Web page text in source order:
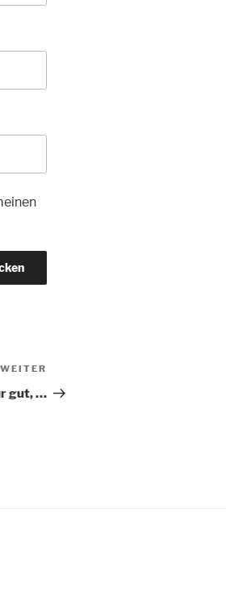
Beitrag
WEITER
gut, …